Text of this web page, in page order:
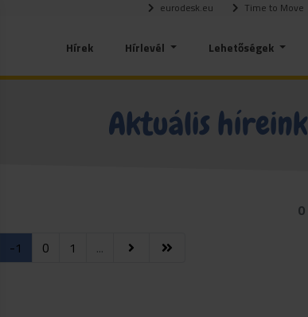
eurodesk.eu Time to Move
Hírek Hírlevél Lehetőségek
Aktuális híreink
0
-1
0 1 ...